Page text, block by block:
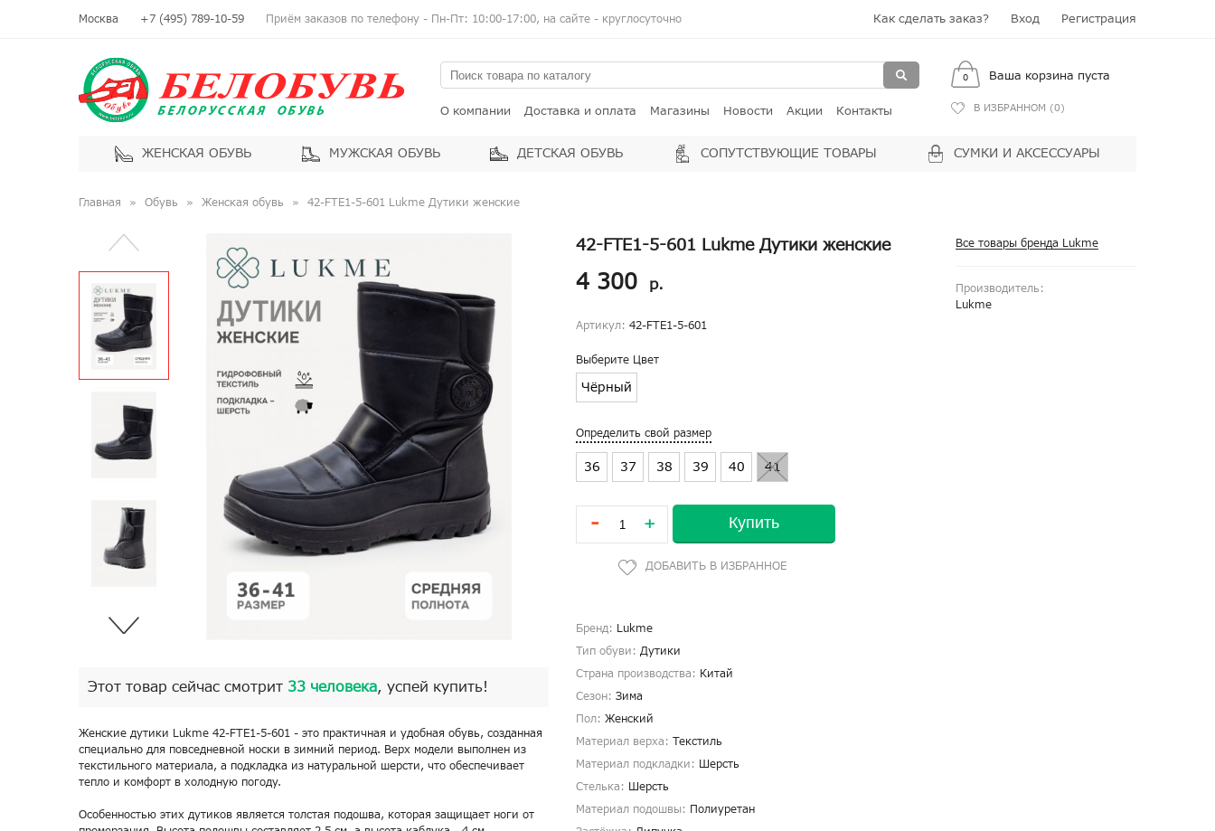
Москва +7 (495) 789-10-59 Приём заказов по телефону - Пн-Пт: 10:00-17:00, на сайте - круглосуточно Как сделать заказ? Вход Регистрация
О компании Доставка и оплата Магазины Новости Акции Контакты
0 Ваша корзина пуста
В ИЗБРАННОМ (0)
ЖЕНСКАЯ ОБУВЬ МУЖСКАЯ ОБУВЬ ДЕТСКАЯ ОБУВЬ СОПУТСТВУЮЩИЕ ТОВАРЫ СУМКИ И АКСЕССУАРЫ
Главная Обувь Женская обувь 42-FTE1-5-601 Lukme Дутики женские
Этот товар сейчас смотрит 33 человека, успей купить!
Женские дутики Lukme 42-FTE1-5-601 - это практичная и удобная обувь, созданная
специально для повседневной носки в зимний период. Верх модели выполнен из
текстильного материала, а подкладка из натуральной шерсти, что обеспечивает
тепло и комфорт в холодную погоду.
Особенностью этих дутиков является толстая подошва, которая защищает ноги от
Все товары бренда Lukme
Производитель:
Lukme
42-FTE1-5-601 Lukme Дутики женские
4 300 р.
Артикул: 42-FTE1-5-601
Выберите Цвет
Чёрный
Определить свой размер
36 37 38 39 40 41
- + Купить
Бренд: Lukme
Тип обуви: Дутики
Страна производства: Китай
Сезон: Зима
Пол: Женский
Материал верха: Текстиль
Материал подкладки: Шерсть
Стелька: Шерсть
Материал подошвы: Полиуретан